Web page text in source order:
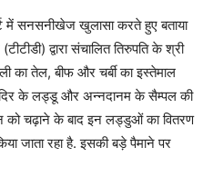
में सनसनीखेज खुलासा करते हुए बताया
द्वारा संचालित तिरुपति के श्री
का तेल, बीफ और चर्बी का इस्‍तेमाल
मंदिर के लड्डू और अन्नदानम के सैम्पल की
को चढ़ाने के बाद इन लड्डुओं का वितरण
जाता रहा है. इसकी बड़े पैमाने पर